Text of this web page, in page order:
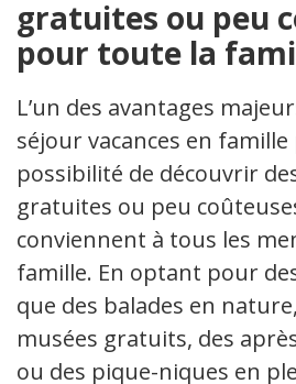
gratuites ou peu
pour toute la
L’un des avantages
séjour vacances en famille
possibilité de découvrir
gratuites ou peu
conviennent à tous les
famille. En optant pour
que des balades en
musées gratuits, des
ou des pique-niques en